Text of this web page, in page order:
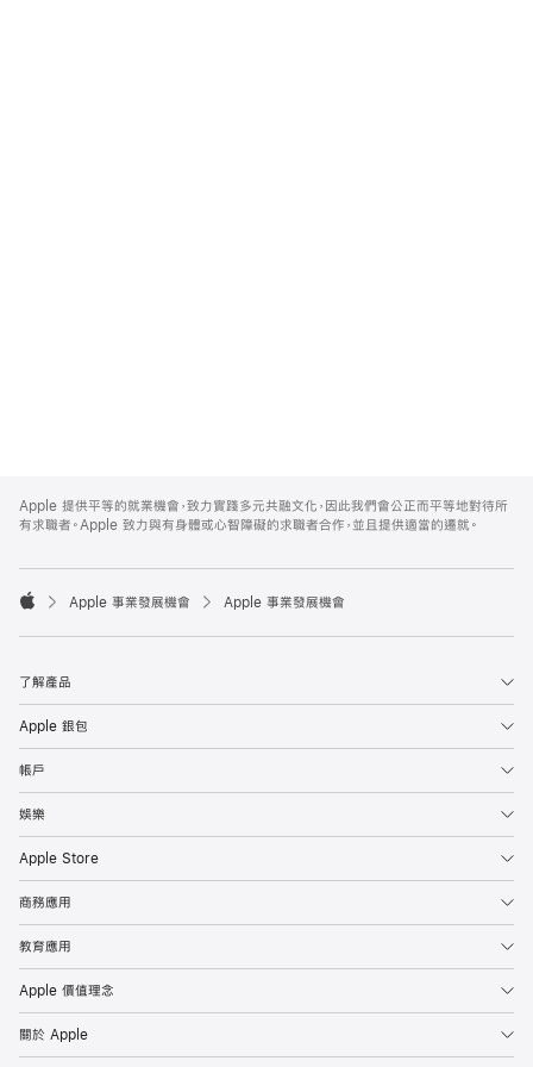
Footer
Apple 提供平等的就業機會，致力實踐多元共融文化，因此我們會公正而平等地對待所
有求職者。Apple 致力與有身體或心智障礙的求職者合作，並且提供適當的遷就。

Apple 事業發展機會 Apple 事業發展機會
了解產品
Apple 銀包
帳戶
娛樂
Apple Store
商務應用
教育應用
Apple 價值理念
關於 Apple